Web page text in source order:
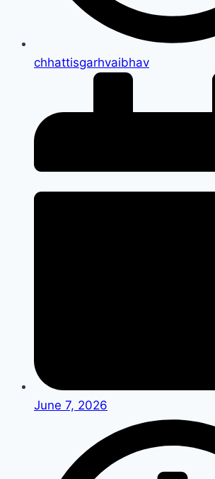
chhattisgarhvaibhav
June 7, 2026